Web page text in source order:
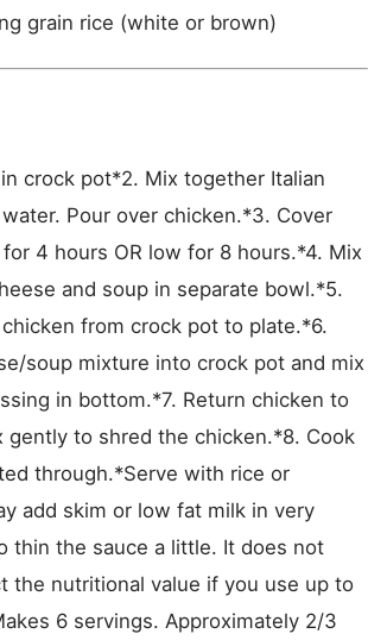
CAUTA
grain rice (white or brown)
crock pot*2. Mix together Italian
Pour over chicken.*3. Cover
4 hours OR low for 8 hours.*4. Mix
and soup in separate bowl.*5.
from crock pot to plate.*6.
soup mixture into crock pot and mix
in bottom.*7. Return chicken to
gently to shred the chicken.*8. Cook
through.*Serve with rice or
add skim or low fat milk in very
thin the sauce a little. It does not
the nutritional value if you use up to
6 servings. Approximately 2/3